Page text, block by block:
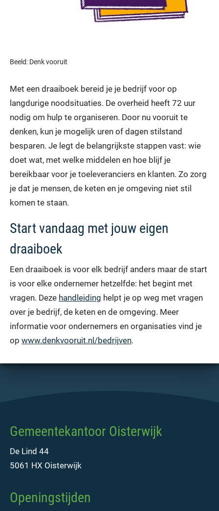
Beeld: Denk vooruit
Met een draaiboek bereid je je bedrijf voor op
langdurige noodsituaties. De overheid heeft 72 uur
nodig om hulp te organiseren. Door nu vooruit te
denken, kun je mogelijk uren of dagen stilstand
besparen. Je legt de belangrijkste stappen vast: wie
doet wat, met welke middelen en hoe blijf je
bereikbaar voor je toeleveranciers en klanten. Zo zorg
je dat je mensen, de keten en je omgeving niet stil
komen te staan.
Start vandaag met jouw eigen
draaiboek
Een draaiboek is voor elk bedrijf anders maar de start
is voor elke ondernemer hetzelfde: het begint met
vragen. Deze handleiding helpt je op weg met vragen
over je bedrijf, de keten en de omgeving. Meer
informatie voor ondernemers en organisaties vind je
op www.denkvooruit.nl/bedrijven.
Gemeentekantoor Oisterwijk
De Lind 44
5061 HX Oisterwijk
Openingstijden